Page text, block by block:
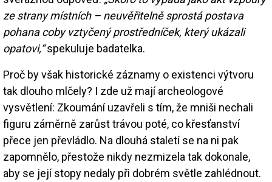
ze strany místních – neuvěřitelně sprostá postava
pohana coby vztyčený prostředníček, který ukázali
opatovi,“spekuluje badatelka.
Proč by však historické záznamy o existenci výtvoru
tak dlouho mlčely? I zde už mají archeologové
vysvětlení: Zkoumání uzavřeli s tím, že mniši nechali
figuru záměrně zarůst trávou poté, co křesťanství
přece jen převládlo. Na dlouhá staletí se na ni pak
zapomnělo, přestože nikdy nezmizela tak dokonale,
aby se její stopy nedaly při dobrém světle zahlédnout.